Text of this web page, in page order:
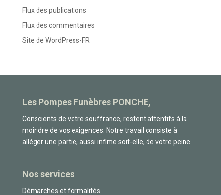
Flux des publications
Flux des commentaires
Site de WordPress-FR
Les Pompes Funèbres PONCHE,
Conscients de votre souffrance, restent attentifs à la
moindre de vos exigences. Notre travail consiste à
alléger une partie, aussi infime soit-elle, de votre peine.
Nos services
Démarches et formalités